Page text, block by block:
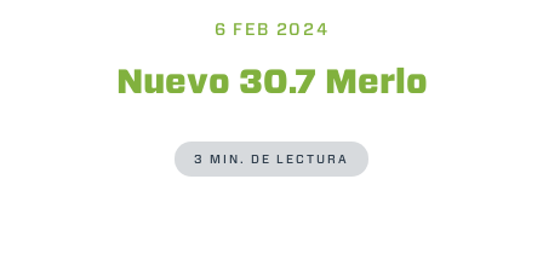
6 FEB 2024
Nuevo 30.7 Merlo
3 MIN. DE LECTURA